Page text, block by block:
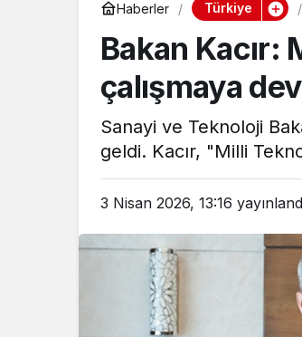
Haberler Türkiye
Bakan
çalışmaya
Sanayi ve Teknoloji
geldi. Kacır, "Milli
3 Nisan 2026, 13:16